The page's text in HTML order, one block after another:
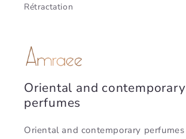
Rétractation
Oriental and contemporary
perfumes
Oriental and contemporary perfumes